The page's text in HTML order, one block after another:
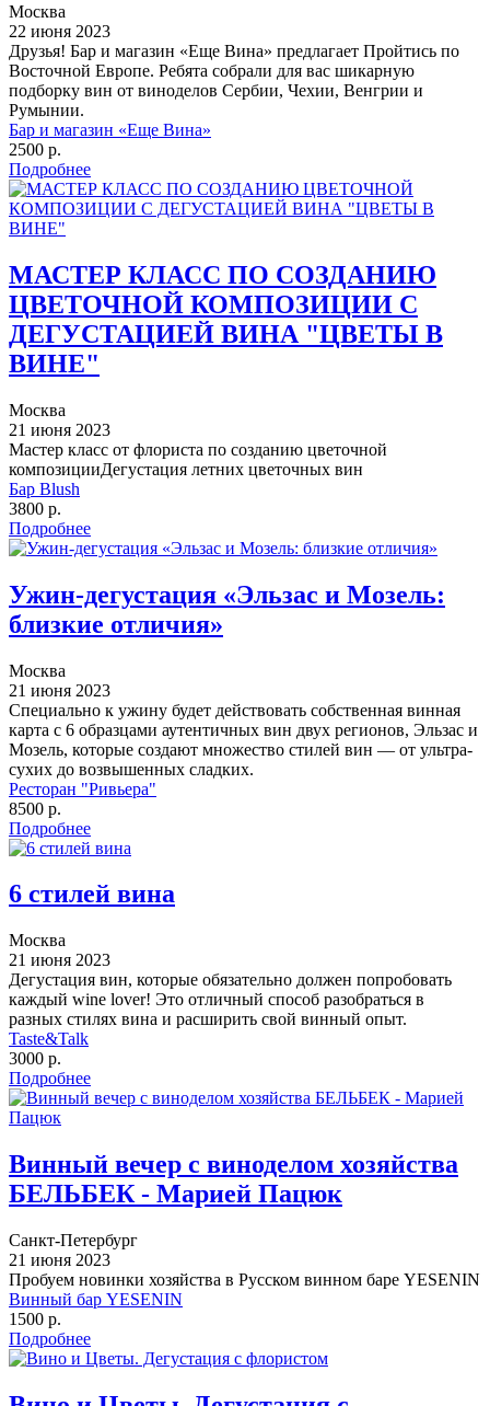
Москва
22 июня 2023
Друзья! Бар и магазин «Еще Вина» предлагает Пройтись по
Восточной Европе. Ребята собрали для вас шикарную
подборку вин от виноделов Сербии, Чехии, Венгрии и
Румынии.
Бар и магазин «Еще Вина»
2500 р.
Подробнее
МАСТЕР КЛАСС ПО СОЗДАНИЮ
ЦВЕТОЧНОЙ КОМПОЗИЦИИ С
ДЕГУСТАЦИЕЙ ВИНА "ЦВЕТЫ В
ВИНЕ"
Москва
21 июня 2023
Мастер класс от флориста по созданию цветочной
композицииДегустация летних цветочных вин
Бар Blush
3800 р.
Подробнее
Ужин-дегустация «Эльзас и Мозель:
близкие отличия»
Москва
21 июня 2023
Специально к ужину будет действовать собственная винная
карта с 6 образцами аутентичных вин двух регионов, Эльзас и
Мозель, которые создают множество стилей вин — от ультра-
сухих до возвышенных сладких.
Ресторан "Ривьера"
8500 р.
Подробнее
6 стилей вина
Москва
21 июня 2023
Дегустация вин, которые обязательно должен попробовать
каждый wine lover! Это отличный способ разобраться в
разных стилях вина и расширить свой винный опыт.
Taste&Talk
3000 р.
Подробнее
Винный вечер с виноделом хозяйства
БЕЛЬБЕК - Марией Пацюк
Санкт-Петербург
21 июня 2023
Пробуем новинки хозяйства в Русском винном баре YESENIN
Винный бар YESENIN
1500 р.
Подробнее